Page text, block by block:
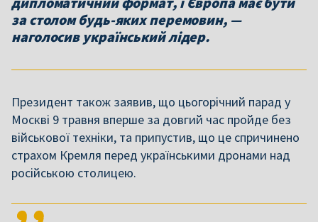
за столом будь-яких перемовин, —
наголосив український лідер.
Президент також заявив, що цьогорічний парад у
Москві 9 травня вперше за довгий час пройде без
військової техніки, та припустив, що це спричинено
страхом Кремля перед українськими дронами над
російською столицею.